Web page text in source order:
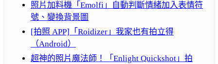
照片加料機「Emolfi」自動判斷情緒加入表情符
號、變換背景圖
[拍照 APP]「Roidizer」我家也有拍立得
（Android）
超神的照片魔法師！「Enlight Quickshot」拍